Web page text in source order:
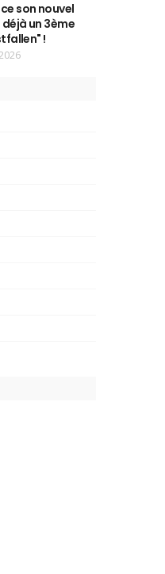
son nouvel
un 3ème
!